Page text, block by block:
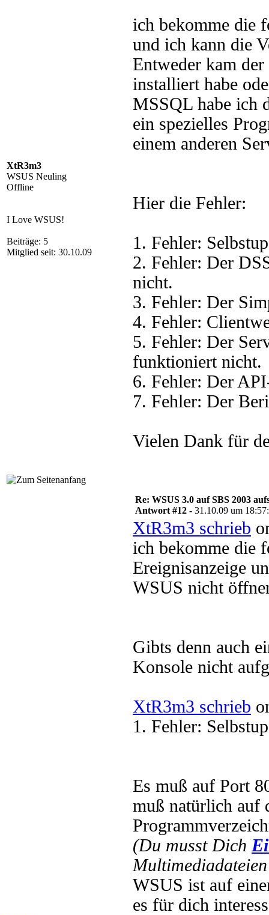
XtR3m3
WSUS Neuling
Offline
I Love WSUS!
Beiträge: 5
Mitglied seit: 30.10.09
ich bekomme die
und ich kann die
Entweder kam
installiert habe
MSSQL habe ich
ein spezielles
einem anderen
Hier die Fehler:
1. Fehler:
2. Fehler: Der
nicht.
3. Fehler: Der
4. Fehler:
5. Fehler: Der
funktioniert nicht.
6. Fehler: Der
7. Fehler: Der
Vielen Dank für
Re: WSUS 3.0 auf SBS 2003
Antwort #12 - 31.10.09 um
XtR3m3 schrieb
ich bekomme die
Ereignisanzeige
WSUS nicht
Gibts denn auch
Konsole nicht
XtR3m3 schrieb
1. Fehler:
Es muß auf Port
muß natürlich auf
(Du musst Dich
WSUS ist auf
es für dich